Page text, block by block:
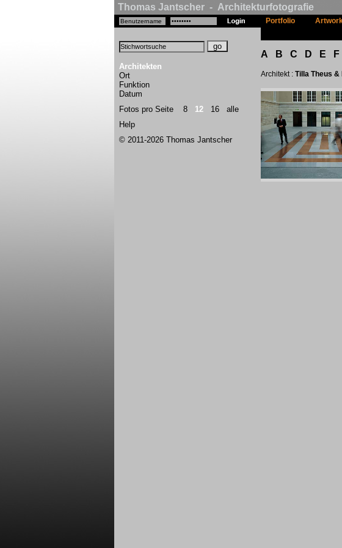
Thomas Jantscher - Architekturfotografie
Architekten
Ort
Funktion
Datum
Fotos pro Seite 8 12 16
alle
Help
© 2011-2026 Thomas Jantscher
Portfolio
A B C D E F
Architekt : Tilla Theus &